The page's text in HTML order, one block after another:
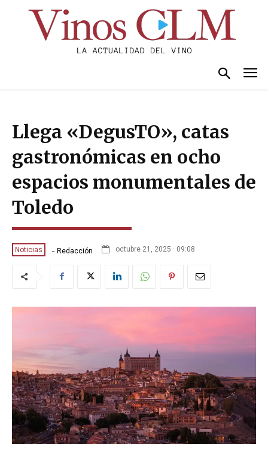
Llega «DegusTO», catas
gastronómicas en ocho
espacios monumentales de
Toledo
Noticias - Redacción octubre 21, 2025 · 09:08